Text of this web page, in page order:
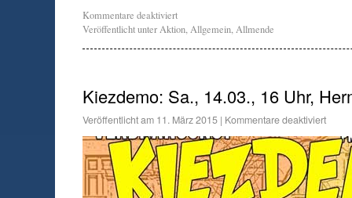
Kommentare deaktiviert
Veröffentlicht unterAktion,Allgemein,Allmende
Kiezdemo: Sa., 14.03., 16 Uhr,
Veröffentlicht am 11. März 2015 | Kommentare deaktiviert